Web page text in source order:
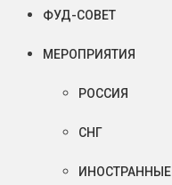
ФУД-СОВЕТ
МЕРОПРИЯТИЯ
РОССИЯ
СНГ
ИНОСТРАННЫЕ